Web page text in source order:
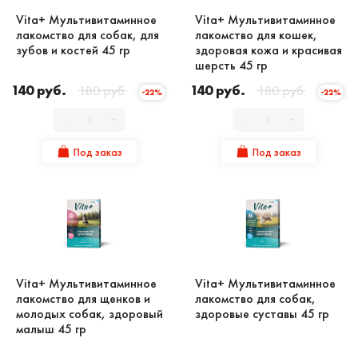
Vita+ Мультивитаминное
лакомство для собак, для
зубов и костей 45 гр
140 руб. 180 руб. -22%
- +
Под заказ
Vita+ Мультивитаминное
лакомство для кошек,
здоровая кожа и красивая
шерсть 45 гр
140 руб. 180 руб. -22%
- +
Под заказ
Vita+ Мультивитаминное
лакомство для щенков и
молодых собак, здоровый
малыш 45 гр
Vita+ Мультивитаминное
лакомство для собак,
здоровые суставы 45 гр